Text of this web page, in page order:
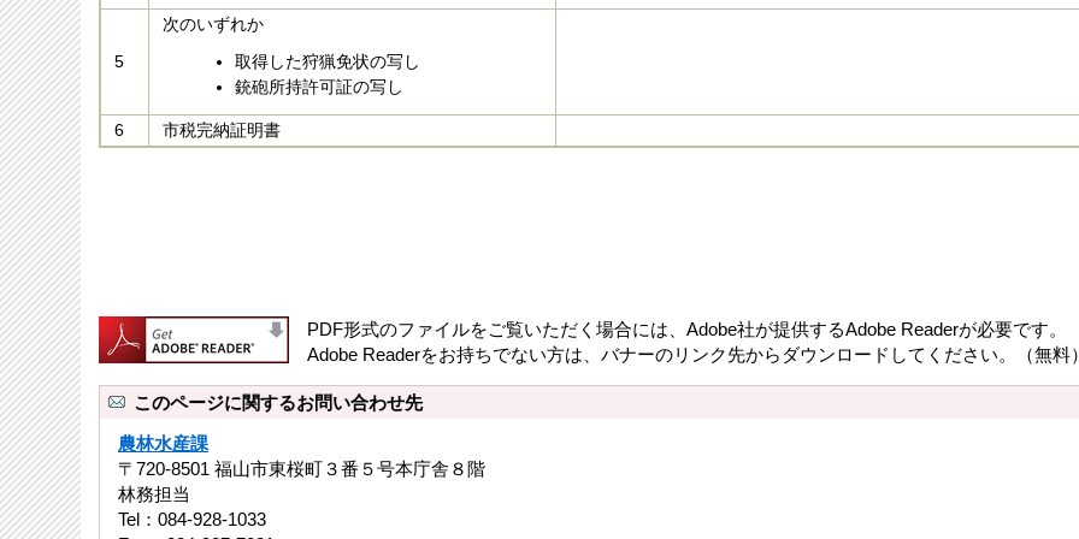
5
次のいずれか
取得した狩猟免状の写し
銃砲所持許可証の写し
6 市税完納証明書
PDF形式のファイルをご覧いただく場合には、Adobe社が提供するAdobe Readerが必要です。
Adobe Readerをお持ちでない方は、バナーのリンク先からダウンロードしてください。（無料
このページに関するお問い合わせ先
農林水産課
〒720-8501 福山市東桜町３番５号本庁舎８階
林務担当
Tel：084-928-1033